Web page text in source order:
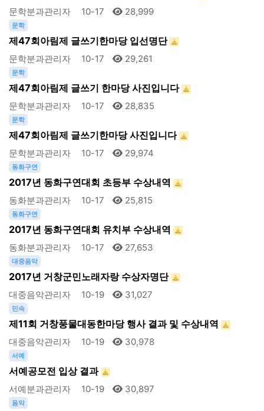
문학분과관리자 10-17 28,999
문학
제47회아림제 글쓰기한마당 입선명단
문학분과관리자 10-17 29,261
문학
제47회아림제 글쓰기 한마당 사진입니다
문학분과관리자 10-17 28,835
문학
제47회아림제 글쓰기한마당 사진입니다
문학분과관리자 10-17 29,974
동화구연
2017년 동화구연대회 초등부 수상내역
동화분과관리자 10-17 25,815
동화구연
2017년 동화구연대회 유치부 수상내역
동화분과관리자 10-17 27,653
대중음악
2017년 거창군민노래자랑 수상자명단
대중음악관리자 10-19 31,027
민속
제11회 거창풍물대동한마당 행사 결과 및 수상내역
대중음악관리자 10-19 30,978
서예
서예공모전 입상 결과
서예분과관리자 10-19 30,897
음악